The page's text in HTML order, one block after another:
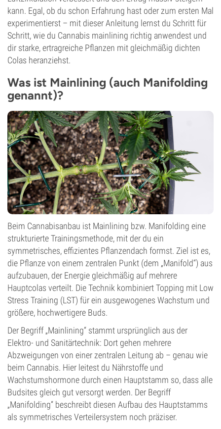
kann. Egal, ob du schon Erfahrung hast oder zum ersten Mal
experimentierst – mit dieser Anleitung lernst du Schritt für
Schritt, wie du Cannabis mainlining richtig anwendest und
dir starke, ertragreiche Pflanzen mit gleichmäßig dichten
Colas heranziehst.
Was ist Mainlining (auch Manifolding
genannt)?
Beim Cannabisanbau ist Mainlining bzw. Manifolding eine
strukturierte Trainingsmethode, mit der du ein
symmetrisches, effizientes Pflanzendach formst. Ziel ist es,
die Pflanze von einem zentralen Punkt (dem „Manifold“) aus
aufzubauen, der Energie gleichmäßig auf mehrere
Hauptcolas verteilt. Die Technik kombiniert Topping mit Low
Stress Training (LST) für ein ausgewogenes Wachstum und
größere, hochwertigere Buds.
Der Begriff „Mainlining“ stammt ursprünglich aus der
Elektro- und Sanitärtechnik: Dort gehen mehrere
Abzweigungen von einer zentralen Leitung ab – genau wie
beim Cannabis. Hier leitest du Nährstoffe und
Wachstumshormone durch einen Hauptstamm so, dass alle
Budsites gleich gut versorgt werden. Der Begriff
„Manifolding“ beschreibt diesen Aufbau des Hauptstamms
als symmetrisches Verteilersystem noch präziser.